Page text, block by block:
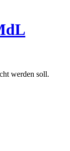
werden soll.